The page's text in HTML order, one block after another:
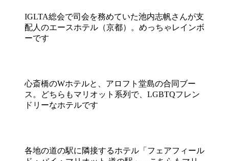
IGLTA総会で司会を務めていた池内志帆さんが支
配人のエースホテル（京都）。めっちゃレインボ
ーです
心斎橋のWホテルと、アロフト堂島の合同ブー
ス。どちらもマリオット系列で、LGBTQフレン
ドリーなホテルです
各地の道の駅に隣接するホテル「フェアフィール